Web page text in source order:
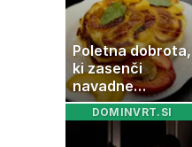
Poletna dobrota,
ki zasenči
navadne
palačinke
DOMINVRT.SI